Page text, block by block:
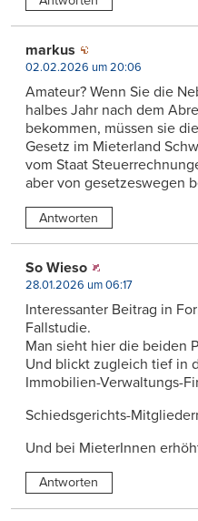
markus
02.02.2026 um 20:06
Amateur? Wenn Sie die
halbes Jahr nach dem
bekommen, müssen sie
Gesetz im Mieterland
vom Staat
aber von gesetzeswegen
Antworten
So Wieso
28.01.2026 um 06:17
Interessanter Beitrag in
Fallstudie.
Man sieht hier die beiden
Und blickt zugleich tief in
Immobilien-Verwaltungs-
Schiedsgerichts-
Und bei MieterInnen
Antworten